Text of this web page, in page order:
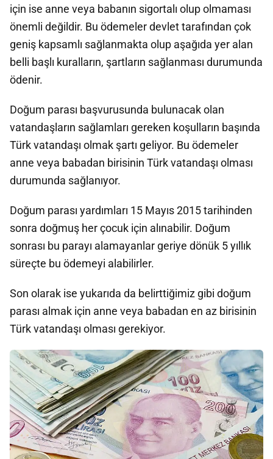
için ise anne veya babanın sigortalı olup olmaması
önemli değildir. Bu ödemeler devlet tarafından çok
geniş kapsamlı sağlanmakta olup aşağıda yer alan
belli başlı kuralların, şartların sağlanması durumunda
ödenir.
Doğum parası başvurusunda bulunacak olan
vatandaşların sağlamları gereken koşulların başında
Türk vatandaşı olmak şartı geliyor. Bu ödemeler
anne veya babadan birisinin Türk vatandaşı olması
durumunda sağlanıyor.
Doğum parası yardımları 15 Mayıs 2015 tarihinden
sonra doğmuş her çocuk için alınabilir. Doğum
sonrası bu parayı alamayanlar geriye dönük 5 yıllık
süreçte bu ödemeyi alabilirler.
Son olarak ise yukarıda da belirttiğimiz gibi doğum
parası almak için anne veya babadan en az birisinin
Türk vatandaşı olması gerekiyor.